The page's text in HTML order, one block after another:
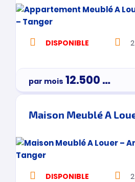
DISPONIBLE 2
par mois 12.500Dh
DISPONIBLE 2